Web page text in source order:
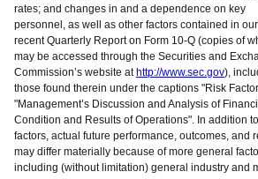
rates; and changes in and a dependence on key
personnel, as well as other factors contained in
recent Quarterly Report on Form 10-Q (copies of
may be accessed through the Securities and
Commission’s website at http://www.sec.gov),
those found therein under the captions "Risk
"Management’s Discussion and Analysis of
Condition and Results of Operations". In addition
factors, actual future performance, outcomes, and
may differ materially because of more general
including (without limitation) general industry and